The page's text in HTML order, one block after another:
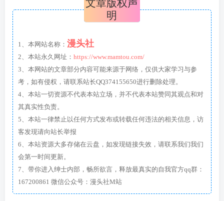
文章版权声
明
1、本网站名称： 漫头社
2、本站永久网址： https://www.mamtou.com/
3、本网站的文章部分内容可能来源于网络，仅供大家学习与参
考，如有侵权，请联系站长QQ374155650进行删除处理。
4、本站一切资源不代表本站立场，并不代表本站赞同其观点和对
其真实性负责。
5、本站一律禁止以任何方式发布或转载任何违法的相关信息，访
客发现请向站长举报
6、本站资源大多存储在云盘，如发现链接失效，请联系我们我们
会第一时间更新。
7、带你进入绅士内部，畅所欲言，释放最真实的自我官方qq群：
167200861 微信公众号：漫头社M站